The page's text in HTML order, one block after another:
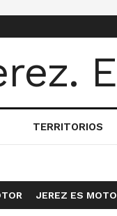
TERRITORIOS
JEREZ ES